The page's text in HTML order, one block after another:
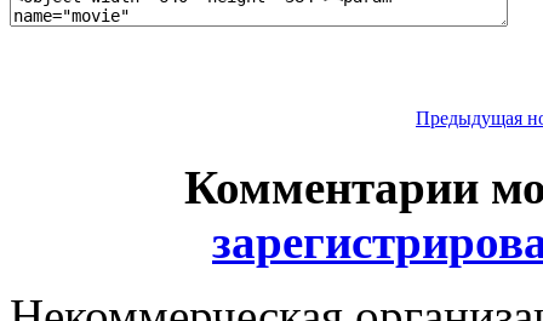
Предыдущая
Комментарии